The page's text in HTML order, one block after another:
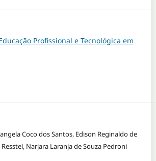
Profissional e Tecnológica em
Coco dos Santos, Edison Reginaldo de
Narjara Laranja de Souza Pedroni